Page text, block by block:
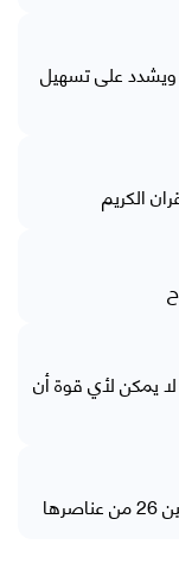
ويشدد على تسهيل
لا يمكن لأي قوة أن